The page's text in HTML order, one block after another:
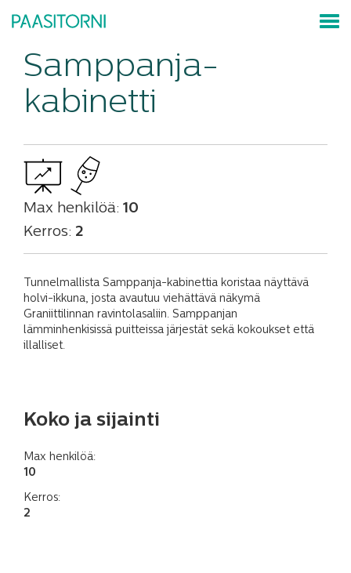
Samppanja-
kabinetti
Max henkilöä: 10
Kerros: 2
Tunnelmallista Samppanja-kabinettia koristaa näyttävä
holvi-ikkuna, josta avautuu viehättävä näkymä
Graniittilinnan ravintolasaliin. Samppanjan
lämminhenkisissä puitteissa järjestät sekä kokoukset että
illalliset.
Koko ja sijainti
Max henkilöä:
10
Kerros:
2